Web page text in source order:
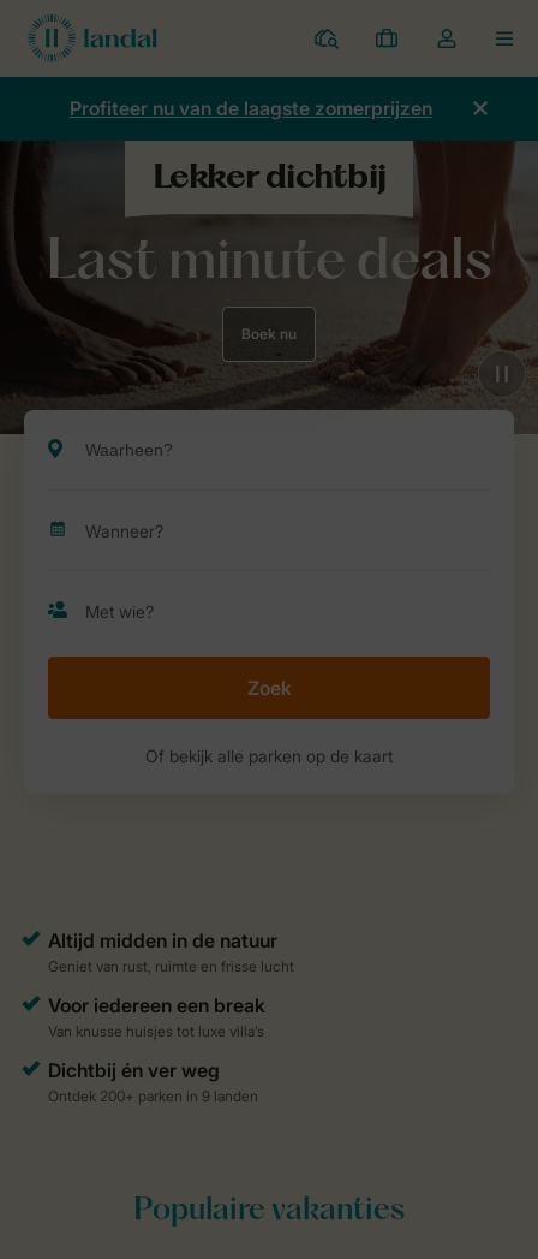
Parken
Mijn
boekingen
Open
de
dropdown
Profiteer nu van de laagste zomerprijzen
Last minute deals
Boek nu
Zoek
Of bekijk alle parken op de kaart